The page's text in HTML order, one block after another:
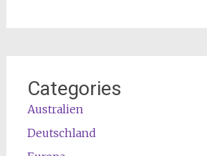
Categories
Australien
Deutschland